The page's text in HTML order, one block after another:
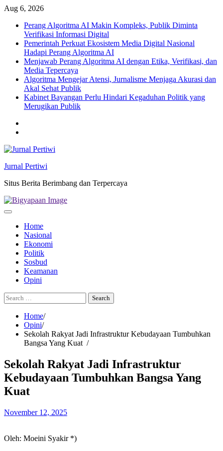
Skip
content
Aug 6, 2026
Perang Algoritma AI Makin Kompleks, Publik Diminta
Verifikasi Informasi Digital
Pemerintah Perkuat Ekosistem Media Digital Nasional
Hadapi Perang Algoritma AI
Menjawab Perang Algoritma AI dengan Etika, Verifikasi, dan
Media Tepercaya
Algoritma Mengejar Atensi, Jurnalisme Menjaga Akurasi dan
Akal Sehat Publik
Kabinet Bayangan Perlu Hindari Kegaduhan Politik yang
Merugikan Publik
Jurnal Pertiwi
Situs Berita Berimbang dan Terpercaya
Home
Nasional
Ekonomi
Politik
Sosbud
Keamanan
Opini
Search
for:
Home
Opini
Sekolah Rakyat Jadi Infrastruktur Kebudayaan Tumbuhkan
Bangsa Yang Kuat
Sekolah Rakyat Jadi Infrastruktur
Kebudayaan Tumbuhkan Bangsa Yang
Kuat
November 12, 2025
Oleh: Moeini Syakir *)